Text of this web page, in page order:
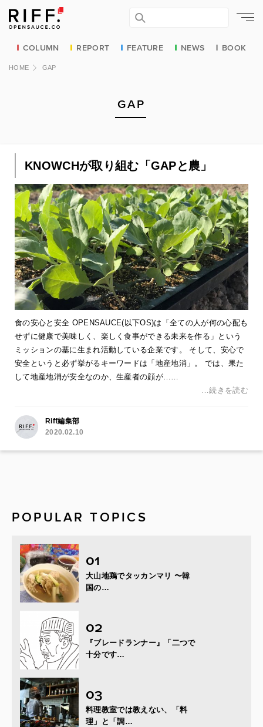
COLUMN REPORT FEATURE NEWS BOOK
HOME GAP
GAP
KNOWCHが取り組む「GAPと農」
食の安心と安全 OPENSAUCE(以下OS)は「全ての人が何の心配も
せずに健康で美味しく、楽しく食事ができる未来を作る」という
ミッションの基に生まれ活動している企業です。 そして、安心で
安全というと必ず挙がるキーワードは「地産地消」。 では、果た
して地産地消が安全なのか、生産者の顔が……
…続きを読む
Riff編集部
2020.02.10
POPULAR TOPICS
大山地鶏でタッカンマリ 〜韓
国の…
『ブレードランナー』「二つで
十分です…
料理教室では教えない、「料
理」と「調…